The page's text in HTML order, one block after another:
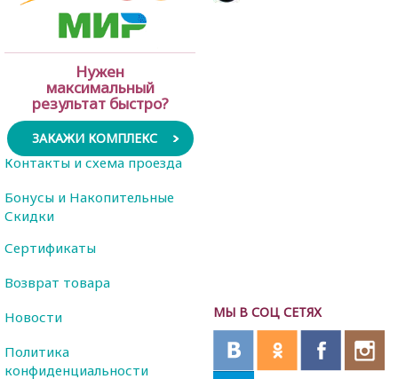
Нужен
максимальный
результат быстро?
ЗАКАЖИ КОМПЛЕКС
МЫ В СОЦ СЕТЯХ
Контакты и схема проезда
Бонусы и Накопительные
Скидки
Сертификаты
Возврат товара
Новости
Политика
конфиденциальности